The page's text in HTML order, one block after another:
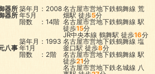
器所
器所
築年月：2008
年5月
階数 ：14階
名古屋市営地下鉄鶴舞線 荒
畑駅 徒歩5分
名古屋市営地下鉄鶴舞線 駅
徒歩15分
JR中央本線 鶴舞駅 徒歩16分
八事
築年月：1993
年1月
階数 ：2階
名古屋市営地下鉄鶴舞線 塩
釜口駅 徒歩8分
名古屋市営地下鉄鶴舞線 駅
徒歩21分
名古屋市営地下鉄名城線 八